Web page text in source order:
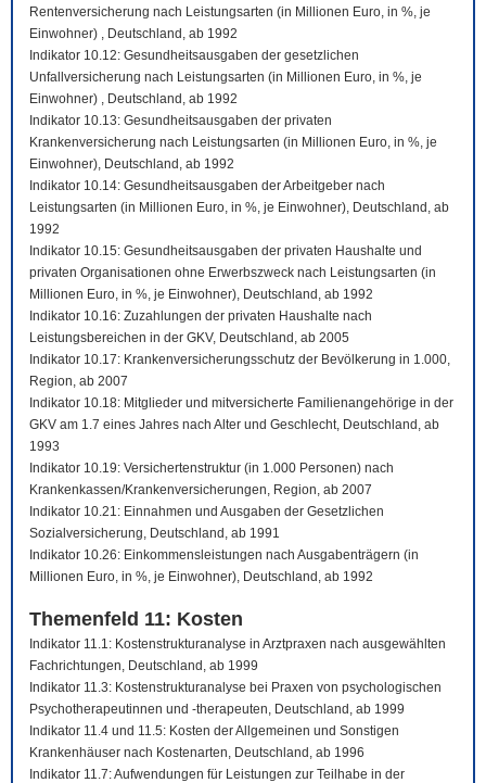
Rentenversicherung nach Leistungsarten (in Millionen Euro, in %, je
Einwohner) , Deutschland, ab 1992
Indikator 10.12: Gesundheitsausgaben der gesetzlichen
Unfallversicherung nach Leistungsarten (in Millionen Euro, in %, je
Einwohner) , Deutschland, ab 1992
Indikator 10.13: Gesundheitsausgaben der privaten
Krankenversicherung nach Leistungsarten (in Millionen Euro, in %, je
Einwohner), Deutschland, ab 1992
Indikator 10.14: Gesundheitsausgaben der Arbeitgeber nach
Leistungsarten (in Millionen Euro, in %, je Einwohner), Deutschland, ab
1992
Indikator 10.15: Gesundheitsausgaben der privaten Haushalte und
privaten Organisationen ohne Erwerbszweck nach Leistungsarten (in
Millionen Euro, in %, je Einwohner), Deutschland, ab 1992
Indikator 10.16: Zuzahlungen der privaten Haushalte nach
Leistungsbereichen in der GKV, Deutschland, ab 2005
Indikator 10.17: Krankenversicherungsschutz der Bevölkerung in 1.000,
Region, ab 2007
Indikator 10.18: Mitglieder und mitversicherte Familienangehörige in der
GKV am 1.7 eines Jahres nach Alter und Geschlecht, Deutschland, ab
1993
Indikator 10.19: Versichertenstruktur (in 1.000 Personen) nach
Krankenkassen/Krankenversicherungen, Region, ab 2007
Indikator 10.21: Einnahmen und Ausgaben der Gesetzlichen
Sozialversicherung, Deutschland, ab 1991
Indikator 10.26: Einkommensleistungen nach Ausgabenträgern (in
Millionen Euro, in %, je Einwohner), Deutschland, ab 1992
Themenfeld 11: Kosten
Indikator 11.1: Kostenstrukturanalyse in Arztpraxen nach ausgewählten
Fachrichtungen, Deutschland, ab 1999
Indikator 11.3: Kostenstrukturanalyse bei Praxen von psychologischen
Psychotherapeutinnen und -therapeuten, Deutschland, ab 1999
Indikator 11.4 und 11.5: Kosten der Allgemeinen und Sonstigen
Krankenhäuser nach Kostenarten, Deutschland, ab 1996
Indikator 11.7: Aufwendungen für Leistungen zur Teilhabe in der